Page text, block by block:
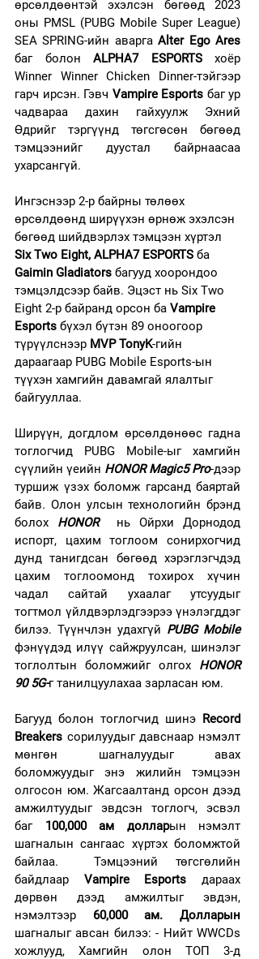
өрсөлдөөнтэй эхэлсэн бөгөөд 2023
оны PMSL (PUBG Mobile Super League)
SEA SPRING-ийн аварга Alter Ego Ares
баг болон ALPHA7 ESPORTS хоёр
Winner Winner Chicken Dinner-тэйгээр
гарч ирсэн. Гэвч Vampire Esports баг ур
чадвараа дахин гайхуулж Эхний
Өдрийг тэргүүнд төгсгөсөн бөгөөд
тэмцээнийг дуустал байрнаасаа
ухарсангүй.
Ингэснээр 2-р байрны төлөөх
өрсөлдөөнд ширүүхэн өрнөж эхэлсэн
бөгөөд шийдвэрлэх тэмцээн хүртэл
Six Two Eight, ALPHA7 ESPORTS ба
Gaimin Gladiators багууд хоорондоо
тэмцэлдсээр байв. Эцэст нь Six Two
Eight 2-р байранд орсон ба Vampire
Esports бүхэл бүтэн 89 оноогоор
түрүүлснээр MVP TonyK-гийн
дараагаар PUBG Mobile Esports-ын
түүхэн хамгийн давамгай ялалтыг
байгууллаа.
Ширүүн, догдлом өрсөлдөнөөс гадна
тоглогчид PUBG Mobile-ыг хамгийн
сүүлийн үеийн HONOR Magic5 Pro-дээр
туршиж үзэх боломж гарсанд баяртай
байв. Олон улсын технологийн брэнд
болох HONOR
  нь Ойрхи Дорнодод
испорт, цахим тоглоом сонирхогчид
дунд танигдсан бөгөөд хэрэглэгчдэд
цахим тоглоомонд тохирох хүчин
чадал сайтай ухаалаг утсуудыг
тогтмол үйлдвэрлэдгээрээ үнэлэгддэг
билээ. Түүнчлэн удахгүй PUBG Mobile
фэнүүдэд илүү сайжруулсан, шинэлэг
тоглолтын боломжийг олгох HONOR
90 5G-г танилцуулахаа зарласан юм.
Багууд болон тоглогчид шинэ Record
Breakers сорилуудыг давснаар нэмэлт
мөнгөн шагналуудыг авах
боломжуудыг энэ жилийн тэмцээн
олгосон юм. Жагсаалтанд орсон дээд
амжилтуудыг эвдсэн тоглогч, эсвэл
баг 100,000 ам долларын нэмэлт
шагналын сангаас хүртэх боломжтой
байлаа.  Тэмцээний төгсгөлийн
байдлаар Vampire Esports дараах
дөрвөн дээд амжилтыг эвдэн,
нэмэлтээр 60,000 ам. Долларын
шагналыг авсан билээ: - Нийт WWCDs
хожлууд, Хамгийн олон ТОП 3-д